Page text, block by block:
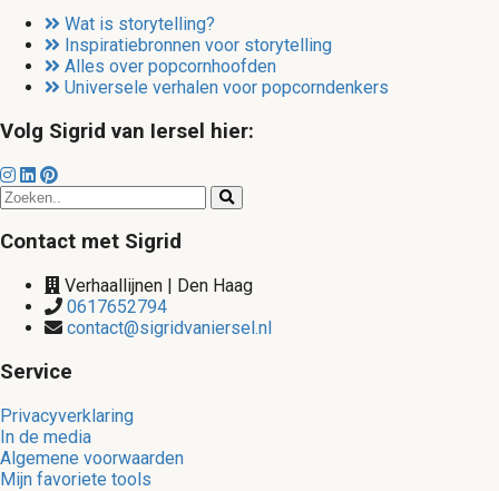
Wat is storytelling?
Inspiratiebronnen voor storytelling
Alles over popcornhoofden
Universele verhalen voor popcorndenkers
Volg Sigrid van Iersel hier:
Contact met Sigrid
Verhaallijnen | Den Haag
0617652794
contact@sigridvaniersel.nl
Service
Privacyverklaring
In de media
Algemene voorwaarden
Mijn favoriete tools